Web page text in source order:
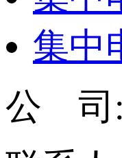
集中
公 司: